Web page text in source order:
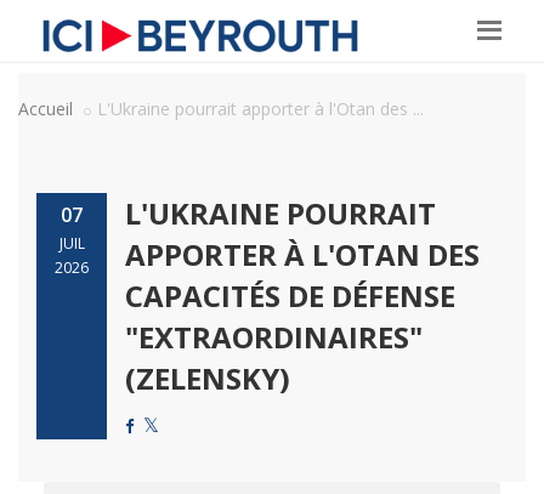
Accueil L'Ukraine pourrait apporter à l'Otan des ...
07
JUIL
2026
L'UKRAINE POURRAIT
APPORTER À L'OTAN DES
CAPACITÉS DE DÉFENSE
"EXTRAORDINAIRES"
(ZELENSKY)